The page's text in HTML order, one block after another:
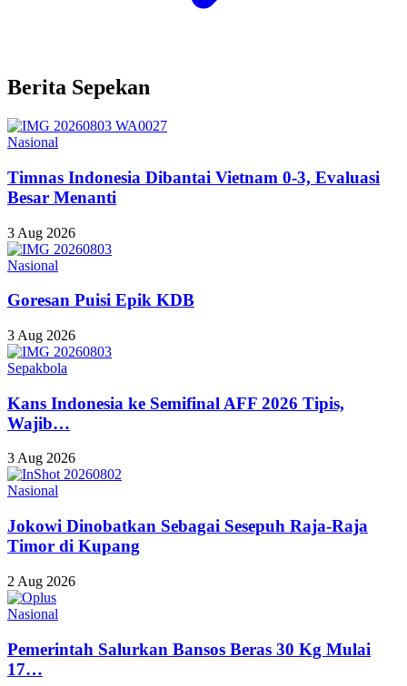
Berita Sepekan
Nasional
Timnas Indonesia Dibantai Vietnam 0-3, Evaluasi
Besar Menanti
3 Aug 2026
Nasional
Goresan Puisi Epik KDB
3 Aug 2026
Sepakbola
Kans Indonesia ke Semifinal AFF 2026 Tipis,
Wajib…
3 Aug 2026
Nasional
Jokowi Dinobatkan Sebagai Sesepuh Raja-Raja
Timor di Kupang
2 Aug 2026
Nasional
Pemerintah Salurkan Bansos Beras 30 Kg Mulai
17…